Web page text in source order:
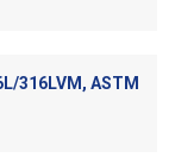
316LVM, ASTM